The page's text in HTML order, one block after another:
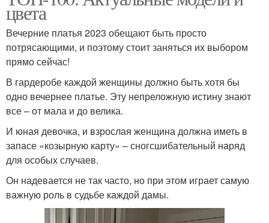
цвета
Вечерние платья 2023 обещают быть просто
потрясающими, и поэтому стоит заняться их выбором
прямо сейчас!
В гардеробе каждой женщины должно быть хотя бы
одно вечернее платье. Эту непреложную истину знают
все – от мала и до велика.
И юная девочка, и взрослая женщина должна иметь в
запасе «козырную карту» – сногсшибательный наряд
для особых случаев.
Он надевается не так часто, но при этом играет самую
важную роль в судьбе каждой дамы.